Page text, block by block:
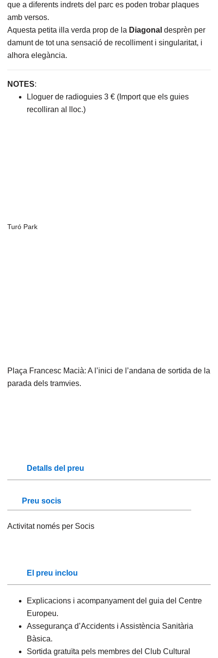
que a diferents indrets del parc es poden trobar plaques
amb versos.
Aquesta petita illa verda prop de la Diagonal desprèn per
damunt de tot una sensació de recolliment i singularitat, i
alhora elegància.
NOTES:
Lloguer de radioguies 3 € (Import que els guies
recolliran al lloc.)
Turó Park
Plaça Francesc Macià: A l’inici de l’andana de sortida de la
parada dels tramvies.
Detalls del preu
Preu socis
Activitat només per Socis
El preu inclou
Explicacions i acompanyament del guia del Centre
Europeu.
Assegurança d’Accidents i Assistència Sanitària
Bàsica.
Sortida gratuïta pels membres del Club Cultural